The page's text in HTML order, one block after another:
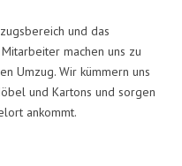
und das
machen uns zu
Umzug. Wir kümmern uns
und Kartons und sorgen
ankommt.